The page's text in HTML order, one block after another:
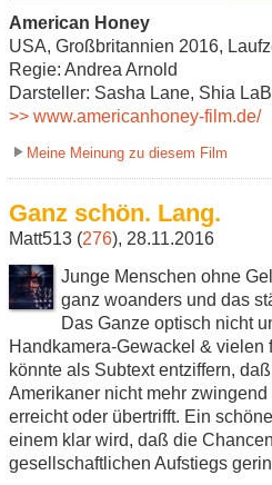
American Honey
USA, Großbritannien 2016,
Regie: Andrea Arnold
Darsteller: Sasha Lane, Shia
>> www.americanhoney-film.de/
Meine Meinung zu diesem Film
Ganz schön. Lang.
Matt513 (276), 28.11.2016
Junge Menschen ohne
ganz woanders und das
Das Ganze optisch nicht
Handkamera-Gewackel &
könnte als Subtext entziffern,
Amerikaner nicht mehr
erreicht oder übertrifft. Ein
einem klar wird, daß die
gesellschaftlichen Aufstiegs